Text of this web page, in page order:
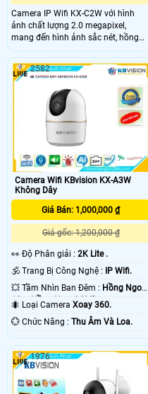
Camera IP Wifi KX-C2W với hình
ảnh chất lượng 2.0 megapixel,
mang đến hình ảnh sắc nét, hồng
ngoại 15m, khả năng quay xoay
360, đàm thoại 2 chiều, phát hiện
chuyển động. .
Camera Wifi KBvision KX-A3W
Không Dây
Giá Bán: 1,000,000 ₫
Giá gốc: 1,200,000 ₫
️👀 Độ Phân giải : 2K Lite .
🕉️ Trang Bị Công Nghệ :
IP Wifi.
💥 Tầm Nhìn Ban Đêm : Hồng Ngoại
10m Hồng Ngoại SMD.
🐜 Loại Camera Xoay 360.
️💮 Chức Năng : Thu Âm Và Loa.
2582
1976